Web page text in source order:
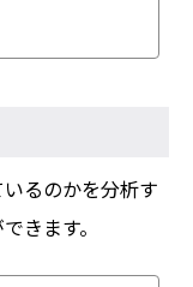
るのかを分析す
きます。